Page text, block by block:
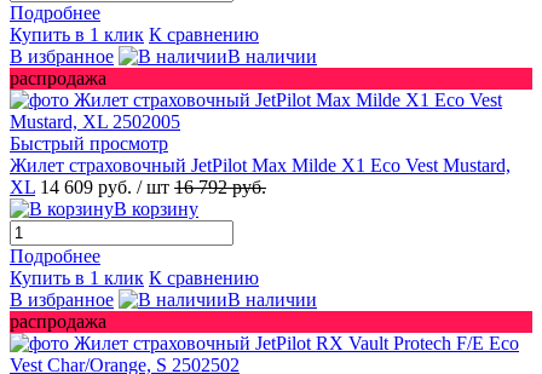
Подробнее
Купить в 1 клик К сравнению
В избранное
В наличии
распродажа
Быстрый просмотр
Жилет страховочный JetPilot Max Milde X1 Eco Vest Mustard,
XL 14 609 руб. / шт 16 792 руб.
В корзину
Подробнее
Купить в 1 клик К сравнению
В избранное
В наличии
распродажа